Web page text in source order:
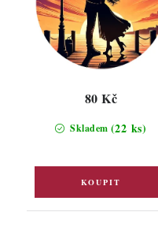
Skladem (22 ks)
80 Kč